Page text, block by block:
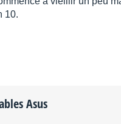
10.
Asus